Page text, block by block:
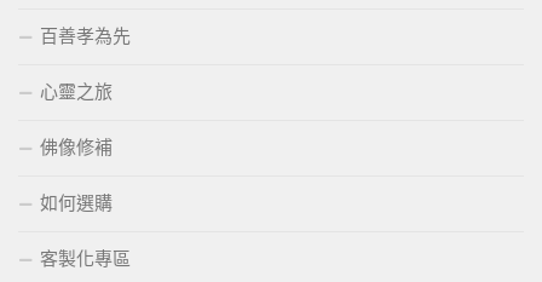
百善孝為先
心靈之旅
佛像修補
如何選購
客製化專區